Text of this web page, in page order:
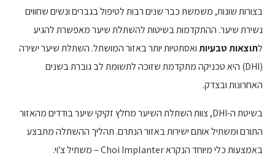
בצורות שונות, משמשת כבר שנים רבות לטיפול בגברים ונשים שחווים
נשירת שיער. ההתקדמות בשיטות להשתלת שיער מאפשרת להגיע
לתוצאות טבעיותואסתטיות יותר באזור המושתל. השתלת שיער ישירה
(DHI) היא טכניקה מתקדמת שזוכה לתשומת לב גוברת בשנים
האחרונות ובצדק.
בשיטת ה-DHI, צוות השתלת השיער מחלץ זקיקי שיער בודדים מהאזור
התורם ומשתיל אותם ישירות באזור הנתרם. תהליך ההשתלה מתבצע
באמצעות כלי מיוחד הנקרא Choi Implanter – משתיל צ'וי.